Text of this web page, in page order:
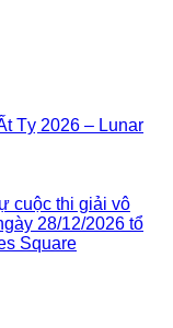
Tỵ 2026 – Lunar
cuộc thi giải vô
28/12/2026 tổ
Square